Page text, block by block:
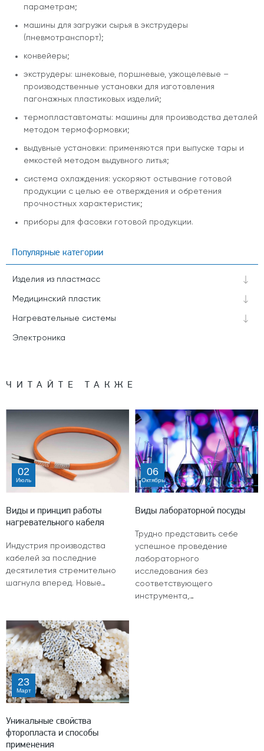
Популярные категории
Изделия из пластмасс
Медицинский пластик
Нагревательные системы
Электроника
параметрам;
машины для загрузки сырья в экструдеры
(пневмотранспорт);
конвейеры;
экструдеры: шнековые, поршневые, узкощелевые –
производственные установки для изготовления
пагонажных пластиковых изделий;
термопластавтоматы: машины для производства деталей
методом термоформовки;
выдувные установки: применяются при выпуске тары и
емкостей методом выдувного литья;
система охлаждения: ускоряют остывание готовой
продукции с целью ее отверждения и обретения
прочностных характеристик;
приборы для фасовки готовой продукции.
ЧИТАЙТЕ ТАКЖЕ
02
Июль
Виды и принцип работы
нагревательного кабеля
Индустрия производства
кабелей за последние
десятилетия стремительно
шагнула вперед. Новые…
06
Октябрь
Виды лабораторной посуды
Трудно представить себе
успешное проведение
лабораторного
исследования без
соответствующего
инструмента,…
23
Март
Уникальные свойства
фторопласта и способы
применения